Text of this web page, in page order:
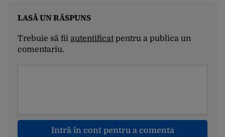
LASĂ UN RĂSPUNS
Trebuie să fii autentificatpentru a publica un
comentariu.
Intră în cont pentru a comenta